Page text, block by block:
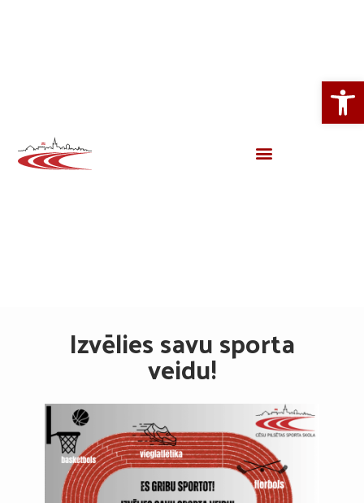
Izvēlies savu sporta
veidu!